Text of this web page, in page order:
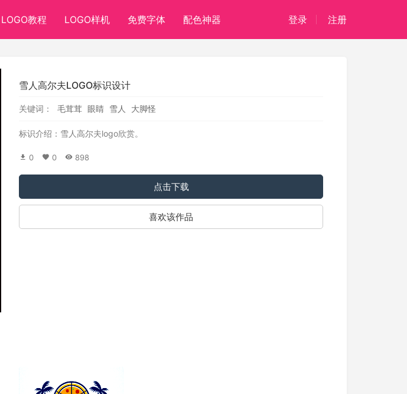
LOGO教程 LOGO样机 免费字体 配色神器 登录 注册
雪人高尔夫LOGO标识设计
关键词： 毛茸茸 眼睛 雪人 大脚怪
标识介绍：雪人高尔夫logo欣赏。
0 0 898
点击下载
喜欢该作品